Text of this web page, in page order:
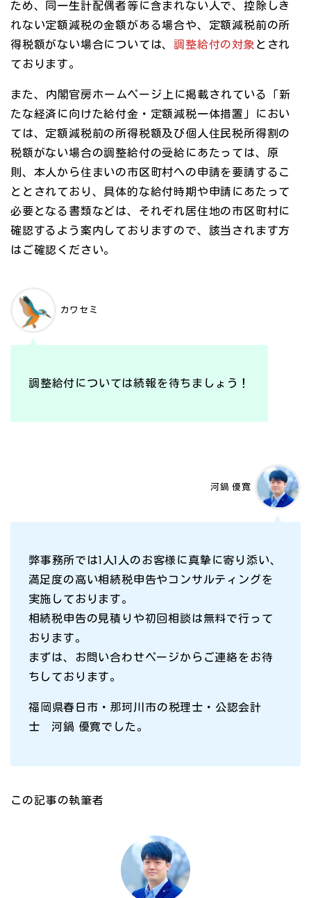
ため、同一生計配偶者等に含まれない人で、控除しき
れない定額減税の金額がある場合や、定額減税前の所
得税額がない場合については、調整給付の対象とされ
ております。
また、内閣官房ホームページ上に掲載されている「新
たな経済に向けた給付金・定額減税一体措置」におい
ては、定額減税前の所得税額及び個人住民税所得割の
税額がない場合の調整給付の受給にあたっては、原
則、本人から住まいの市区町村への申請を要請するこ
ととされており、具体的な給付時期や申請にあたって
必要となる書類などは、それぞれ居住地の市区町村に
確認するよう案内しておりますので、該当されます方
はご確認ください。
カワセミ
調整給付については続報を待ちましょう！
河鍋 優寛
弊事務所では1人1人のお客様に真摯に寄り添い、
満足度の高い相続税申告やコンサルティングを
実施しております。
相続税申告の見積りや初回相談は無料で行って
おります。
まずは、お問い合わせページからご連絡をお待
ちしております。
福岡県春日市・那珂川市の税理士・公認会計
士 河鍋 優寛でした。
この記事の執筆者